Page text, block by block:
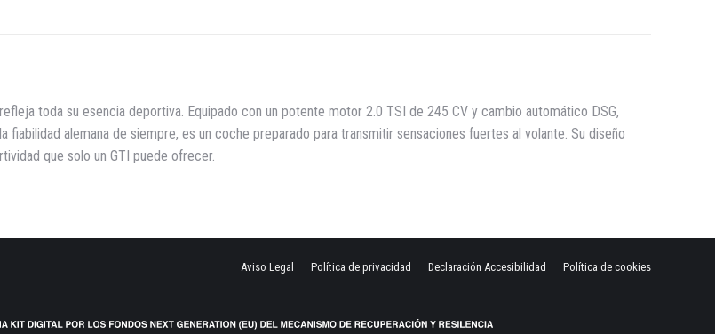
toda su esencia deportiva. Equipado con un potente motor 2.0 TSI de 245 CV y cambio automático DSG,
alemana de siempre, es un coche preparado para transmitir sensaciones fuertes al volante. Su diseño
que solo un GTI puede ofrecer.
Aviso Legal Política de privacidad Declaración Accesibilidad Política de cookies